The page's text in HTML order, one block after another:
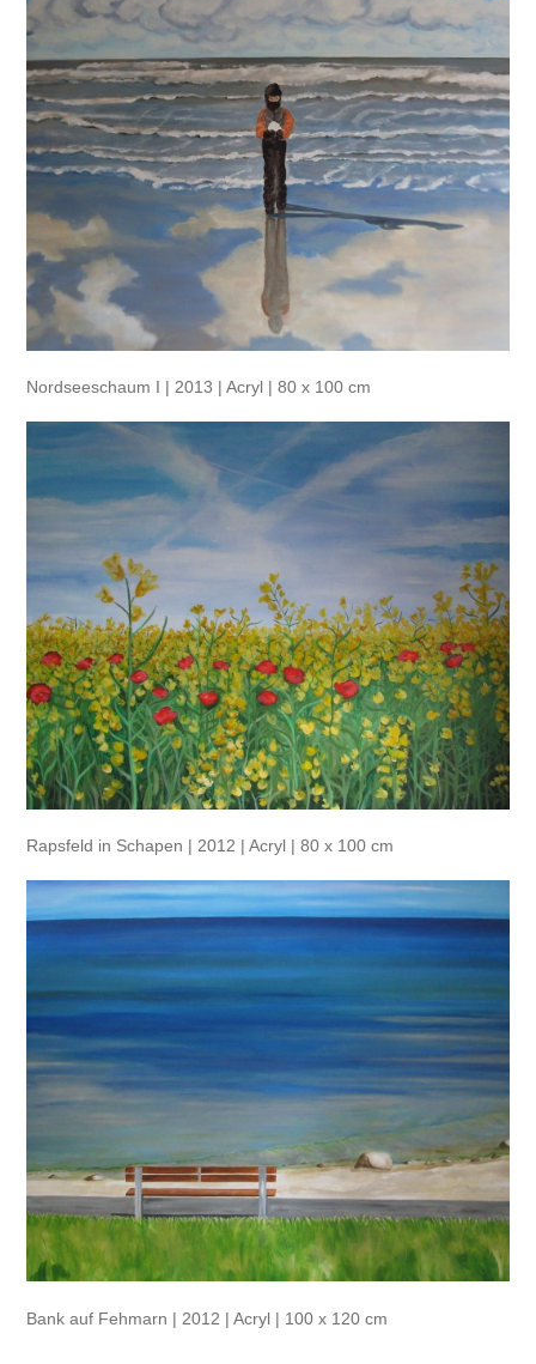
Nordseeschaum I | 2013 | Acryl | 80 x 100 cm
Rapsfeld in Schapen | 2012 | Acryl | 80 x 100 cm
Bank auf Fehmarn | 2012 | Acryl | 100 x 120 cm